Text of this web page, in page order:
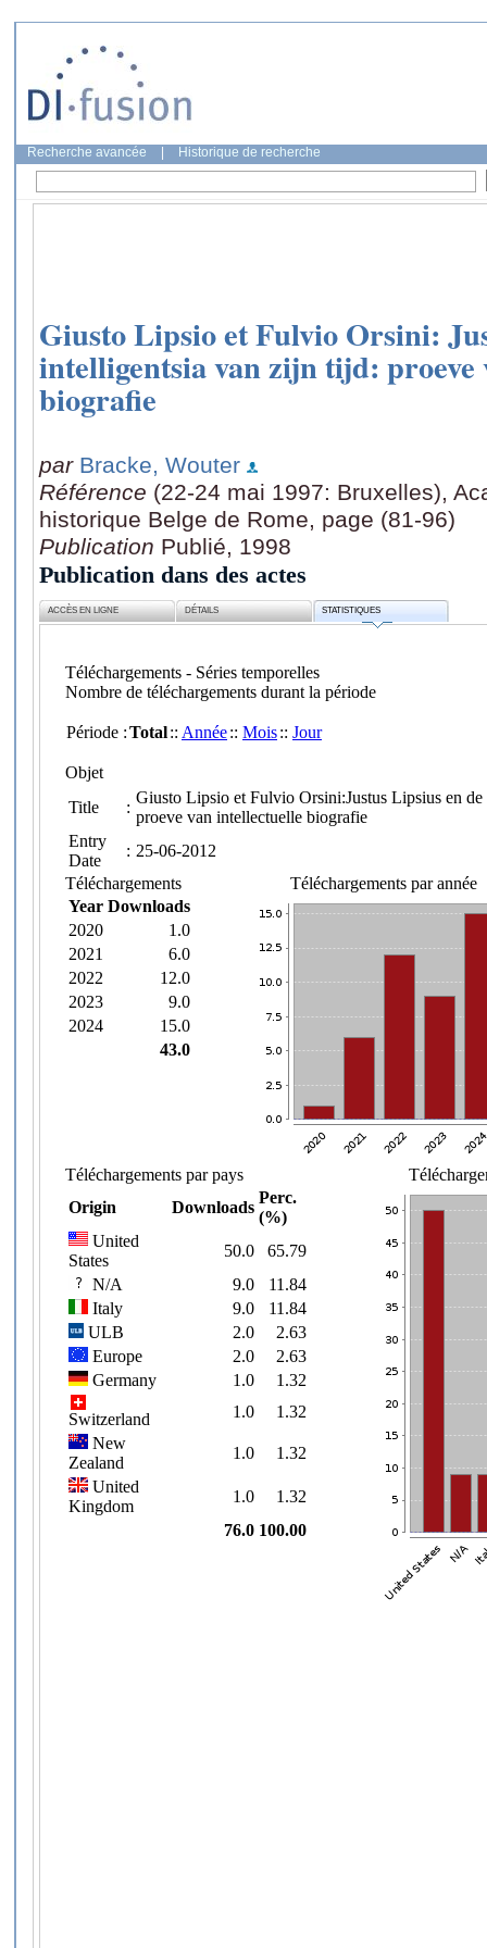
Recherche avancée Historique de recherche
Giusto Lipsio et Fulvio Orsini:
intelligentsia van zijn tijd:
biografie
par Bracke, Wouter
Référence (22-24 mai 1997: Bruxelles),
historique Belge de Rome, page (81-96)
Publication Publié, 1998
Publication dans des actes
ACCÈS EN LIGNE DÉTAILS STATISTIQUES